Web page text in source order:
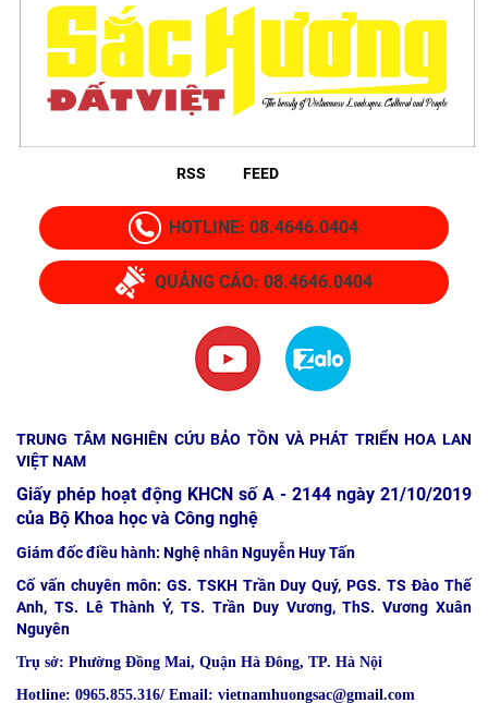
RSS FEED
HOTLINE: 08.4646.0404
QUẢNG CÁO: 08.4646.0404
TRUNG TÂM NGHIÊN CỨU BẢO TỒN VÀ PHÁT TRIỂN HOA LAN
VIỆT NAM
Giấy phép hoạt động KHCN số A - 2144 ngày 21/10/2019
của Bộ Khoa học và Công nghệ
Giám đốc điều hành: Nghệ nhân Nguyễn Huy Tấn
Cố vấn chuyên môn: GS. TSKH Trần Duy Quý, PGS. TS Đào Thế
Anh, TS. Lê Thành Ý, TS. Trần Duy Vương, ThS. Vương Xuân
Nguyên
Trụ sở: Phường Đồng Mai, Quận Hà Đông, TP. Hà Nội
Hotline: 0965.855.316/ Email: vietnamhuongsac@gmail.com